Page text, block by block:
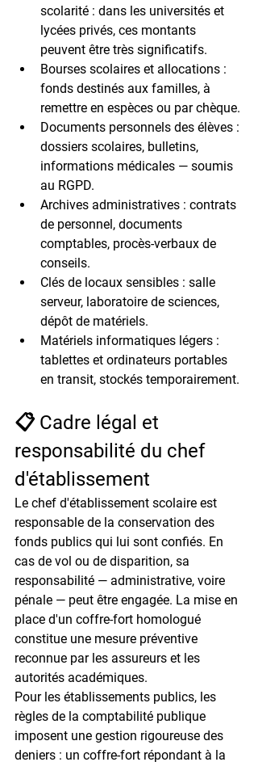
scolarité : dans les universités et
lycées privés, ces montants
peuvent être très significatifs.
Bourses scolaires et allocations :
fonds destinés aux familles, à
remettre en espèces ou par chèque.
Documents personnels des élèves :
dossiers scolaires, bulletins,
informations médicales — soumis
au RGPD.
Archives administratives : contrats
de personnel, documents
comptables, procès-verbaux de
conseils.
Clés de locaux sensibles : salle
serveur, laboratoire de sciences,
dépôt de matériels.
Matériels informatiques légers :
tablettes et ordinateurs portables
en transit, stockés temporairement.
📋 Cadre légal et
responsabilité du chef
d'établissement
Le chef d'établissement scolaire est
responsable de la conservation des
fonds publics qui lui sont confiés. En
cas de vol ou de disparition, sa
responsabilité — administrative, voire
pénale — peut être engagée. La mise en
place d'un coffre-fort homologué
constitue une mesure préventive
reconnue par les assureurs et les
autorités académiques.
Pour les établissements publics, les
règles de la comptabilité publique
imposent une gestion rigoureuse des
deniers : un coffre-fort répondant à la